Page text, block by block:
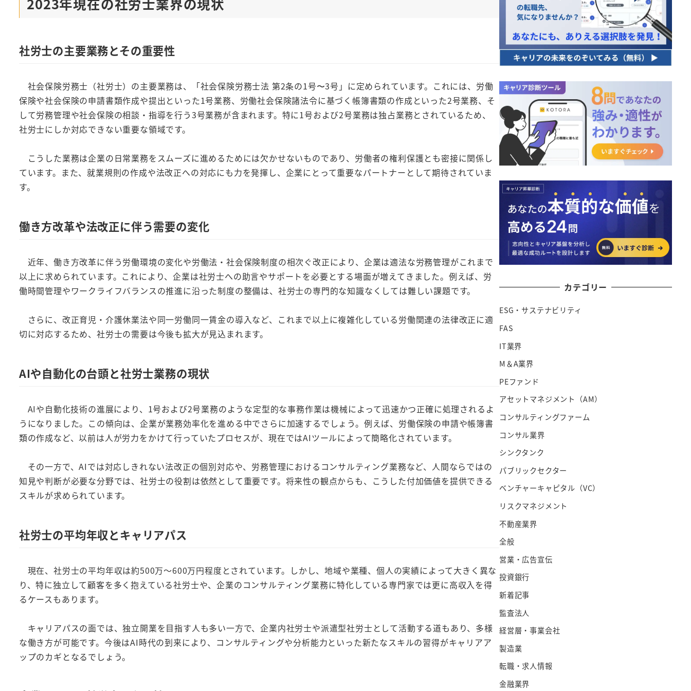
社労士の主要業務とその重要性
社会保険労務士（社労士）の主要業務は、「社会保険労務士法 第2条の1号〜3号」に定められています。これには、労働
保険や社会保険の申請書類作成や提出といった1号業務、労働社会保険諸法令に基づく帳簿書類の作成といった2号業務、そ
して労務管理や社会保険の相談・指導を行う3号業務が含まれます。特に1号および2号業務は独占業務とされているため、
社労士にしか対応できない重要な領域です。
こうした業務は企業の日常業務をスムーズに進めるためには欠かせないものであり、労働者の権利保護とも密接に関係し
ています。また、就業規則の作成や法改正への対応にも力を発揮し、企業にとって重要なパートナーとして期待されていま
す。
働き方改革や法改正に伴う需要の変化
近年、働き方改革に伴う労働環境の変化や労働法・社会保険制度の相次ぐ改正により、企業は適法な労務管理がこれまで
以上に求められています。これにより、企業は社労士への助言やサポートを必要とする場面が増えてきました。例えば、労
働時間管理やワークライフバランスの推進に沿った制度の整備は、社労士の専門的な知識なくしては難しい課題です。
さらに、改正育児・介護休業法や同一労働同一賃金の導入など、これまで以上に複雑化している労働関連の法律改正に適
切に対応するため、社労士の需要は今後も拡大が見込まれます。
AIや自動化の台頭と社労士業務の現状
AIや自動化技術の進展により、1号および2号業務のような定型的な事務作業は機械によって迅速かつ正確に処理されるよ
うになりました。この傾向は、企業が業務効率化を進める中でさらに加速するでしょう。例えば、労働保険の申請や帳簿書
類の作成など、以前は人が労力をかけて行っていたプロセスが、現在ではAIツールによって簡略化されています。
その一方で、AIでは対応しきれない法改正の個別対応や、労務管理におけるコンサルティング業務など、人間ならではの
知見や判断が必要な分野では、社労士の役割は依然として重要です。将来性の観点からも、こうした付加価値を提供できる
スキルが求められています。
社労士の平均年収とキャリアパス
現在、社労士の平均年収は約500万～600万円程度とされています。しかし、地域や業種、個人の実績によって大きく異な
り、特に独立して顧客を多く抱えている社労士や、企業のコンサルティング業務に特化している専門家では更に高収入を得
るケースもあります。
キャリアパスの面では、独立開業を目指す人も多い一方で、企業内社労士や派遣型社労士として活動する道もあり、多様
な働き方が可能です。今後はAI時代の到来により、コンサルティングや分析能力といった新たなスキルの習得がキャリアア
ップのカギとなるでしょう。
カテゴリー
ESG・サステナビリティ
FAS
IT業界
M＆A業界
PEファンド
アセットマネジメント（AM）
コンサルティングファーム
コンサル業界
シンクタンク
パブリックセクター
ベンチャーキャピタル（VC）
リスクマネジメント
不動産業界
全般
営業・広告宣伝
投資銀行
新着記事
監査法人
経営層・事業会社
製造業
転職・求人情報
金融業界